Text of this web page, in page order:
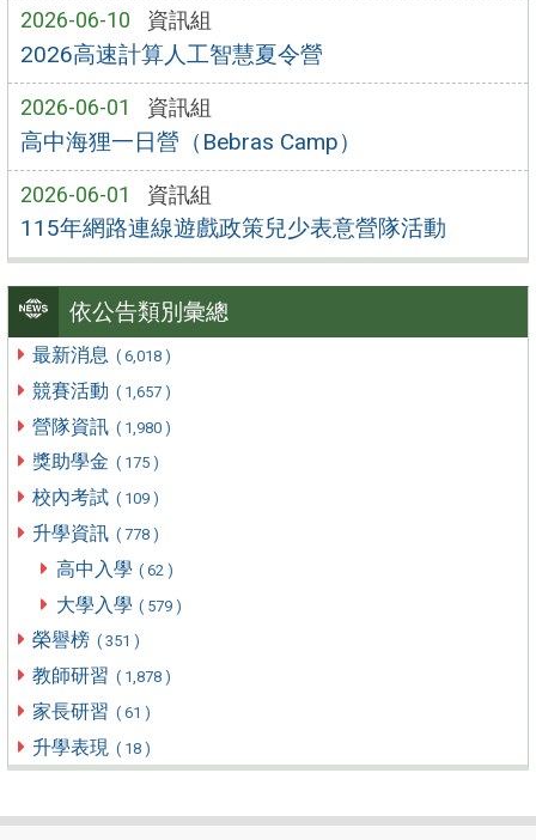
2026-06-10 資訊組
2026高速計算人工智慧夏令營
2026-06-01 資訊組
高中海狸一日營（Bebras Camp）
2026-06-01 資訊組
115年網路連線遊戲政策兒少表意營隊活動
依公告類別彙總
最新消息 ( 6,018 )
競賽活動 ( 1,657 )
營隊資訊 ( 1,980 )
獎助學金 ( 175 )
校內考試 ( 109 )
升學資訊 ( 778 )
高中入學 ( 62 )
大學入學 ( 579 )
榮譽榜 ( 351 )
教師研習 ( 1,878 )
家長研習 ( 61 )
升學表現 ( 18 )